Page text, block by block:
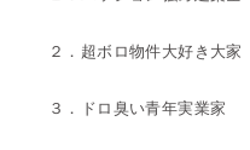
２．超ボロ物件大好き大家
３．ドロ臭い青年実業家